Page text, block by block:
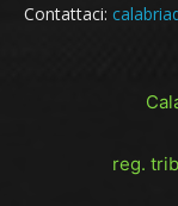
Contattaci:
reg.